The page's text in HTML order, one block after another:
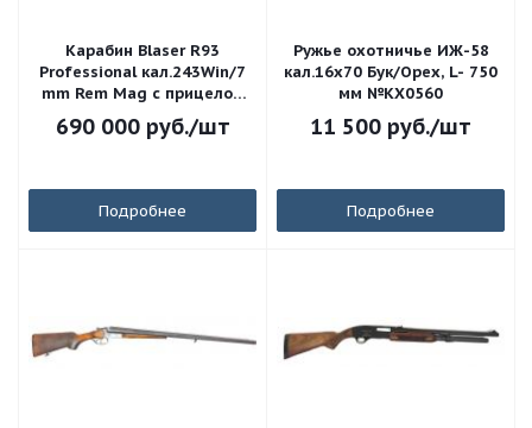
Карабин Blaser R93
Professional кал.243Win/7
mm Rem Mag с прицелом
Leupold VX-1 3-9x50
690 000руб./шт
Подробнее
Ружье охотничье ИЖ-58
кал.16х70 Бук/Орех, L- 750
мм №КХ0560
11 500 руб./шт
Подробнее